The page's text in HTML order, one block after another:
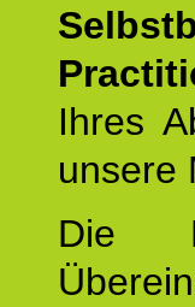
Ihres
unsere
Die